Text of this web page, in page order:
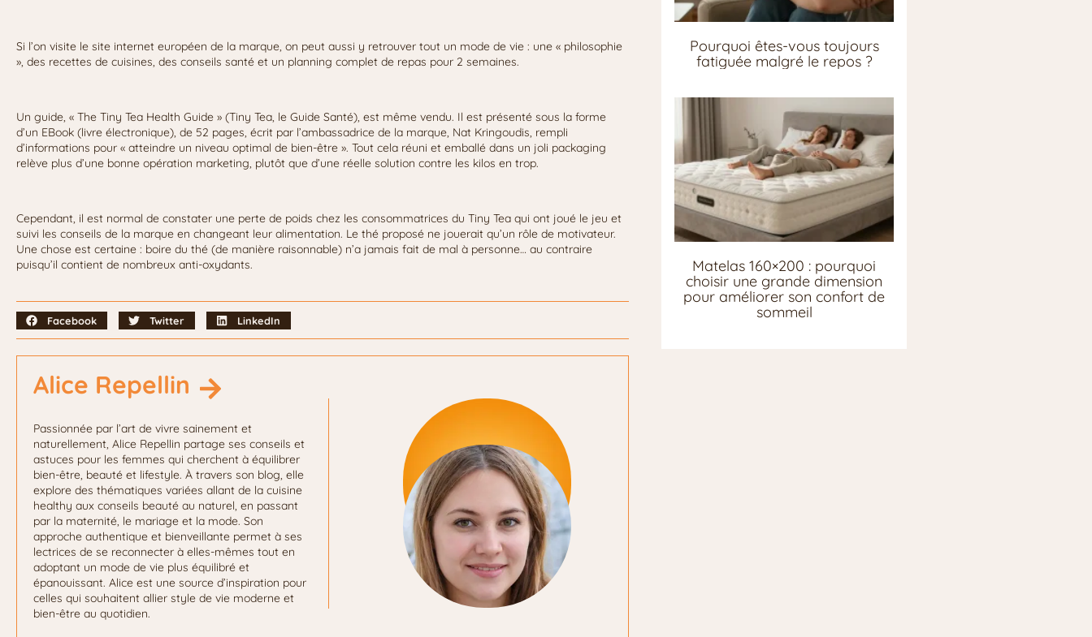
Si l’on visite le site internet européen de la marque, on peut aussi y retrouver tout un mode de vie : une « philosophie
», des recettes de cuisines, des conseils santé et un planning complet de repas pour 2 semaines.
Un guide, « The Tiny Tea Health Guide » (Tiny Tea, le Guide Santé), est même vendu. Il est présenté sous la forme
d’un EBook (livre électronique), de 52 pages, écrit par l’ambassadrice de la marque, Nat Kringoudis, rempli
d’informations pour « atteindre un niveau optimal de bien-être ». Tout cela réuni et emballé dans un joli packaging
relève plus d’une bonne opération marketing, plutôt que d’une réelle solution contre les kilos en trop.
Cependant, il est normal de constater une perte de poids chez les consommatrices du Tiny Tea qui ont joué le jeu et
suivi les conseils de la marque en changeant leur alimentation. Le thé proposé ne jouerait qu’un rôle de motivateur.
Une chose est certaine : boire du thé (de manière raisonnable) n’a jamais fait de mal à personne… au contraire
puisqu’il contient de nombreux anti-oxydants.
Facebook Twitter LinkedIn
Alice Repellin
Passionnée par l’art de vivre sainement et
naturellement, Alice Repellin partage ses conseils et
astuces pour les femmes qui cherchent à équilibrer
bien-être, beauté et lifestyle. À travers son blog, elle
explore des thématiques variées allant de la cuisine
healthy aux conseils beauté au naturel, en passant
par la maternité, le mariage et la mode. Son
approche authentique et bienveillante permet à ses
lectrices de se reconnecter à elles-mêmes tout en
adoptant un mode de vie plus équilibré et
épanouissant. Alice est une source d’inspiration pour
celles qui souhaitent allier style de vie moderne et
bien-être au quotidien.
Pourquoi êtes-vous toujours
fatiguée malgré le repos ?
Matelas 160×200 : pourquoi
choisir une grande dimension
pour améliorer son confort de
sommeil